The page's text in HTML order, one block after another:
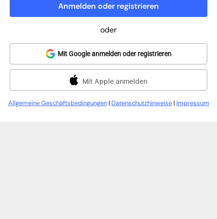
Anmelden oder registrieren
oder
Mit Google anmelden oder registrieren
Mit Apple anmelden
Allgemeine Geschäftsbedingungen| Datenschutzhinweise| Impressum